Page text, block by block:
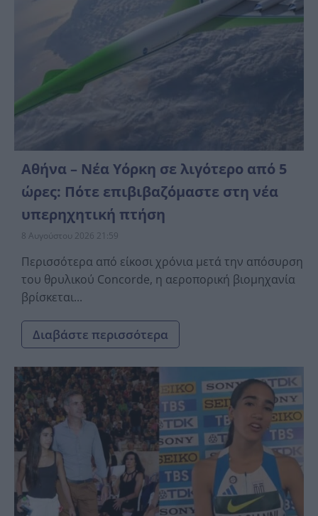
Αθήνα – Νέα Υόρκη σε λιγότερο από 5
ώρες: Πότε επιβιβαζόμαστε στη νέα
υπερηχητική πτήση
8 Αυγούστου 2026 21:59
Περισσότερα από είκοσι χρόνια μετά την απόσυρση
του θρυλικού Concorde, η αεροπορική βιομηχανία
βρίσκεται...
Διαβάστε περισσότερα